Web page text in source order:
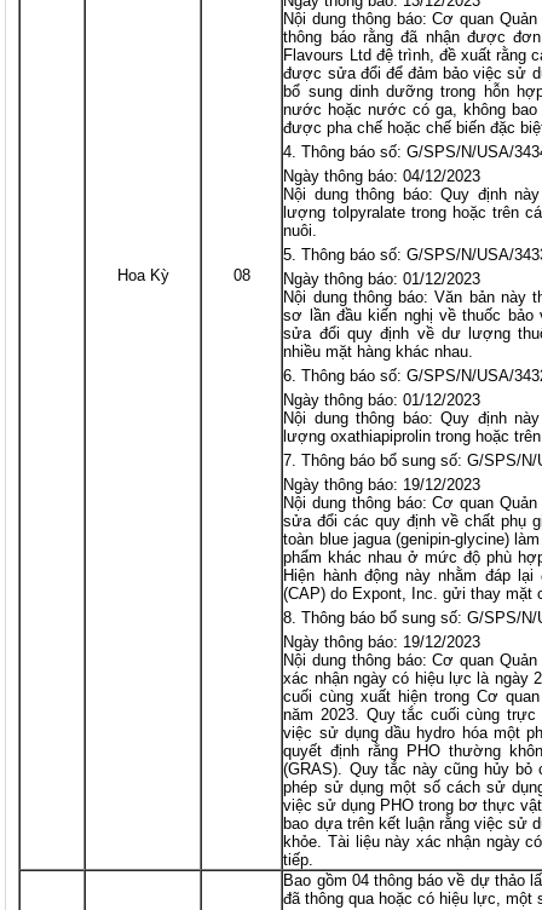
Hoa Kỳ 08
Nội dung thông báo: Cơ quan
thông báo rằng đã nhận được
Flavours Ltd đệ trình, đề xuất rằng
được sửa đổi để đảm bảo việc sử
bổ sung dinh dưỡng trong hỗn
nước hoặc nước có ga, không bao
được pha chế hoặc chế biến đặc
Thông báo số: G/SPS/N/USA/
Ngày thông báo: 04/12/2023
Nội dung thông báo: Quy định
lượng tolpyralate trong hoặc trên
nuôi.
Thông báo số: G/SPS/N/USA/
Ngày thông báo: 01/12/2023
Nội dung thông báo: Văn bản này
sơ lần đầu kiến nghị về thuốc
sửa đổi quy định về dư lượng
nhiều mặt hàng khác nhau.
Thông báo số: G/SPS/N/USA/
Ngày thông báo: 01/12/2023
Nội dung thông báo: Quy định
lượng oxathiapiprolin trong hoặc
Thông báo bổ sung số: G/SPS/
Ngày thông báo: 19/12/2023
Nội dung thông báo: Cơ quan
sửa đổi các quy định về chất phụ
toàn blue jagua (genipin-glycine)
phẩm khác nhau ở mức độ phù
Hiện hành động này nhằm đáp
(CAP) do Expont, Inc. gửi thay mặt
Thông báo bổ sung số: G/SPS/
Ngày thông báo: 19/12/2023
Nội dung thông báo: Cơ quan
xác nhận ngày có hiệu lực là ngày
cuối cùng xuất hiện trong Cơ
năm 2023. Quy tắc cuối cùng
việc sử dụng dầu hydro hóa một
quyết định rằng PHO thường
(GRAS). Quy tắc này cũng hủy
phép sử dụng một số cách sử
việc sử dụng PHO trong bơ thực
bao dựa trên kết luận rằng việc sử
khỏe. Tài liệu này xác nhận ngày
tiếp.
Bao gồm 04 thông báo về dự thảo
đã thông qua hoặc có hiệu lực,